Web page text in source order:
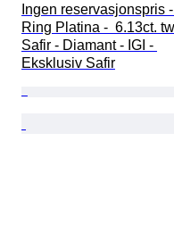
Ingen reservasjonspris -
Ring Platina -  6.13ct.
Safir - Diamant - IGI -
Eksklusiv Safir